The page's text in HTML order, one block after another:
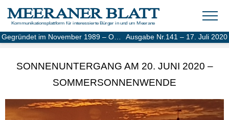
MEERANER BLATT
Kommunikationsplattform für interessierte Bürger in und um Meerane
Ausgabe Nr.141 – 17. Juli 2020
Gegründet im November 1989 – Online-Ausgabe seit 2004
SONNENUNTERGANG AM 20. JUNI 2020 –
SOMMERSONNENWENDE